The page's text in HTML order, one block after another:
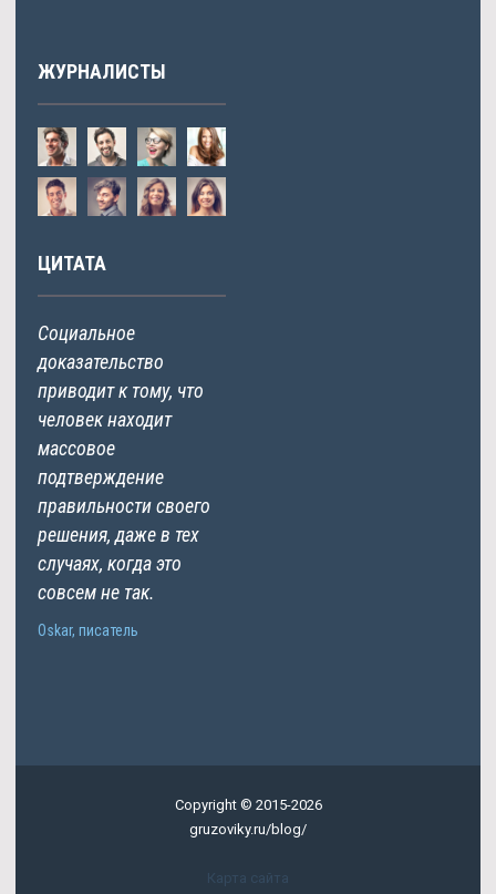
ЖУРНАЛИСТЫ
ЦИТАТА
Социальное
доказательство
приводит к тому, что
человек находит
массовое
подтверждение
правильности своего
решения, даже в тех
случаях, когда это
совсем не так.
Oskar, писатель
Copyright © 2015-2026
gruzoviky.ru/blog/
Карта сайта